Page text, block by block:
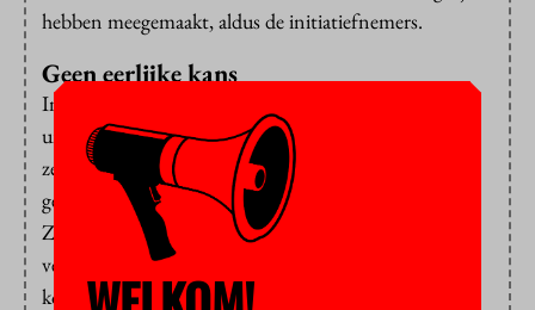
hebben meegemaakt, aldus de initiatiefnemers.
Geen eerlijke kans
In 2008 solliciteerde Kuiper naar de functie van
universitair docent. Ze werd afgewezen en meent dat
ze van de sollicitatiecommissie geen eerlijke kans had
gekregen. De commissie bestond alleen uit mannen.
Zij zouden de criteria tijdens de procedure hebben
veranderd om bij een mannelijke kandidaat uit te
komen. Kuiper kwam niet eens op de shortlist,